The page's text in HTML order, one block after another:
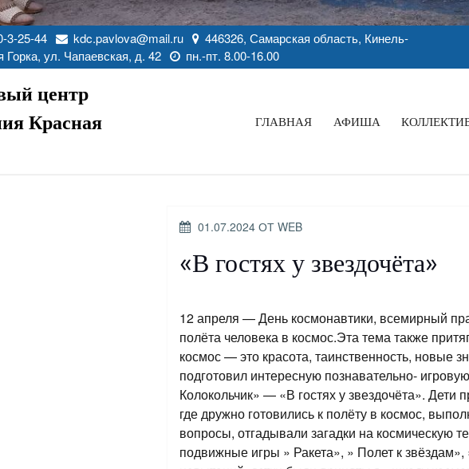
3-25-44 kdc.pavlova@mail.ru
446326, Самарская область, Кинель-
Горка, ул. Чапаевская, д. 42
пн.-пт. 8.00-16.00
центр
Красная
ГЛАВНАЯ АФИША
ОПУБЛИКОВАНО
01.07.2024 ОТ WEB
«В гостях у звездочёта»
12 апреля — День космонавтики, всемирный
полёта человека в космос.Эта тема также
космос — это красота, таинственность, новые
подготовил интересную познавательно-
Колокольчик» — «В гостях у звездочёта».
где дружно готовились к полёту в космос,
вопросы, отгадывали загадки на космическую
подвижные игры » Ракета», » Полет к